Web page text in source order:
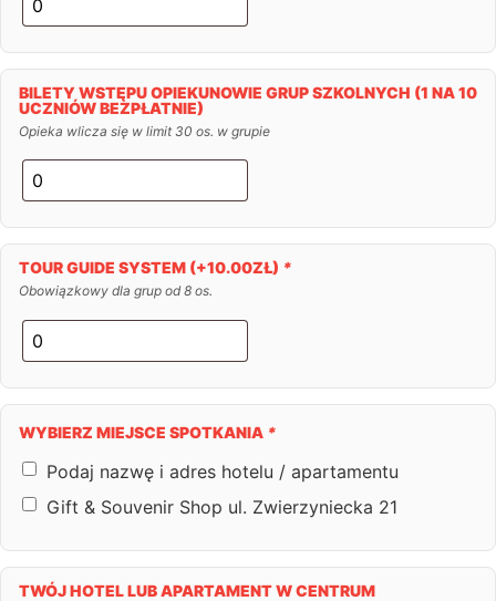
BILETY WSTĘPU OPIEKUNOWIE GRUP SZKOLNYCH (1 NA 10
UCZNIÓW BEZPŁATNIE)
Opieka wlicza się w limit 30 os. w grupie
TOUR GUIDE SYSTEM (+10.00ZŁ) *
Obowiązkowy dla grup od 8 os.
WYBIERZ MIEJSCE SPOTKANIA *
Podaj nazwę i adres hotelu / apartamentu
Gift & Souvenir Shop ul. Zwierzyniecka 21
TWÓJ HOTEL LUB APARTAMENT W CENTRUM